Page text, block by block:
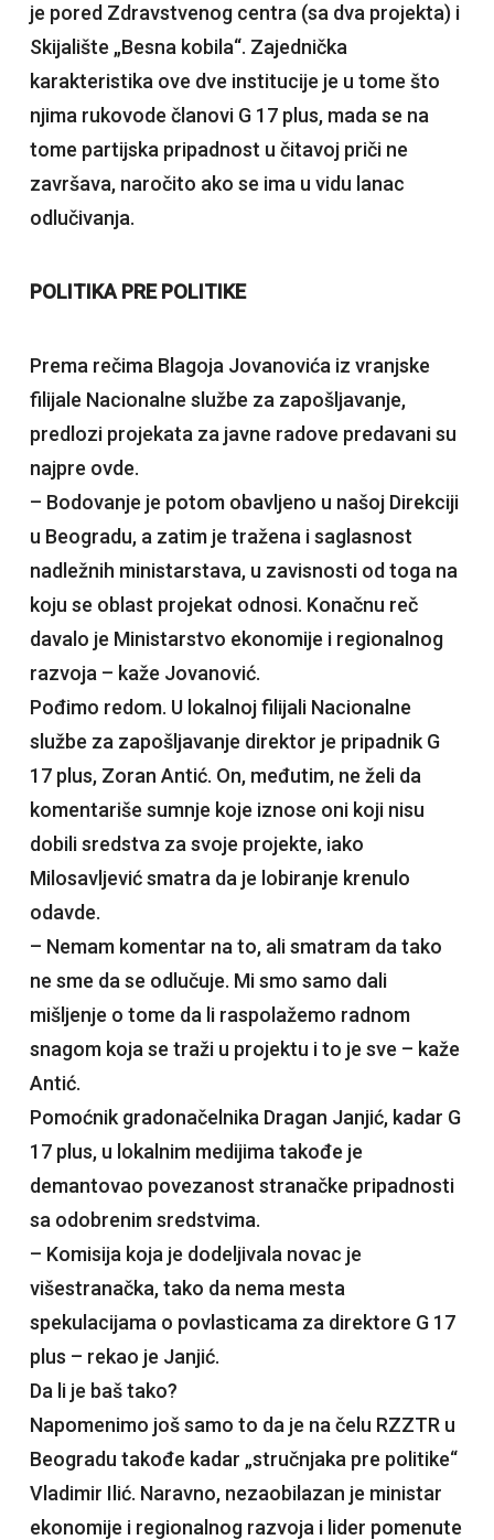
je pored Zdravstvenog centra (sa dva projekta) i
Skijalište „Besna kobila“. Zajednička
karakteristika ove dve institucije je u tome što
njima rukovode članovi G 17 plus, mada se na
tome partijska pripadnost u čitavoj priči ne
završava, naročito ako se ima u vidu lanac
odlučivanja.
POLITIKA PRE POLITIKE
Prema rečima Blagoja Jovanovića iz vranjske
filijale Nacionalne službe za zapošljavanje,
predlozi projekata za javne radove predavani su
najpre ovde.
– Bodovanje je potom obavljeno u našoj Direkciji
u Beogradu, a zatim je tražena i saglasnost
nadležnih ministarstava, u zavisnosti od toga na
koju se oblast projekat odnosi. Konačnu reč
davalo je Ministarstvo ekonomije i regionalnog
razvoja – kaže Jovanović.
Pođimo redom. U lokalnoj filijali Nacionalne
službe za zapošljavanje direktor je pripadnik G
17 plus, Zoran Antić. On, međutim, ne želi da
komentariše sumnje koje iznose oni koji nisu
dobili sredstva za svoje projekte, iako
Milosavljević smatra da je lobiranje krenulo
odavde.
– Nemam komentar na to, ali smatram da tako
ne sme da se odlučuje. Mi smo samo dali
mišljenje o tome da li raspolažemo radnom
snagom koja se traži u projektu i to je sve – kaže
Antić.
Pomoćnik gradonačelnika Dragan Janjić, kadar G
17 plus, u lokalnim medijima takođe je
demantovao povezanost stranačke pripadnosti
sa odobrenim sredstvima.
– Komisija koja je dodeljivala novac je
višestranačka, tako da nema mesta
spekulacijama o povlasticama za direktore G 17
plus – rekao je Janjić.
Da li je baš tako?
Napomenimo još samo to da je na čelu RZZTR u
Beogradu takođe kadar „stručnjaka pre politike“
Vladimir Ilić. Naravno, nezaobilazan je ministar
ekonomije i regionalnog razvoja i lider pomenute